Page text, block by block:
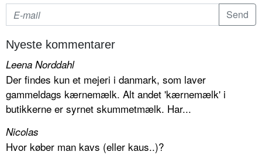
Nyeste kommentarer
Leena Norddahl
Der findes kun et mejeri i danmark, som laver
gammeldags kærnemælk. Alt andet 'kærnemælk' i
butikkerne er syrnet skummetmælk. Har...
Nicolas
Hvor køber man kavs (eller kaus..)?